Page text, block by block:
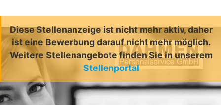
Diese Stellenanzeige ist nicht mehr aktiv, daher
ist eine Bewerbung darauf nicht mehr möglich.
Weitere Stellenangebote finden Sie in unserem
Stellenportal